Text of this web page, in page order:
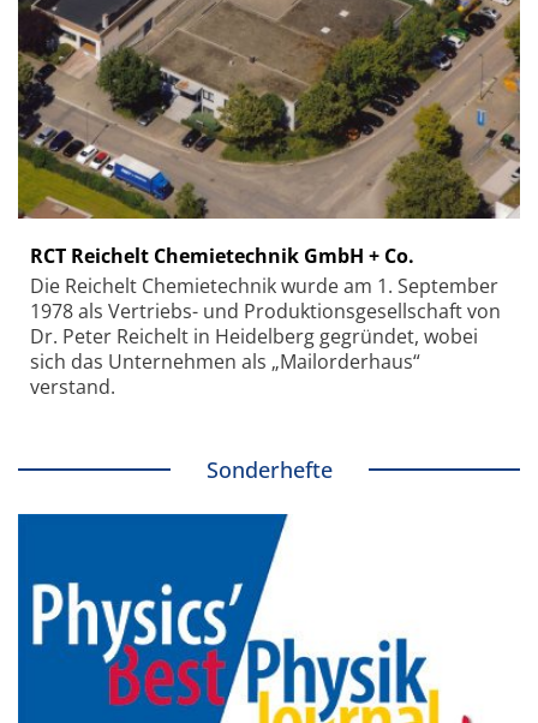
RCT Reichelt Chemietechnik GmbH + Co.
Die Reichelt Chemietechnik wurde am 1. September
1978 als Vertriebs- und Produktionsgesellschaft von
Dr. Peter Reichelt in Heidelberg gegründet, wobei
sich das Unternehmen als „Mailorderhaus“
verstand.
Sonderhefte